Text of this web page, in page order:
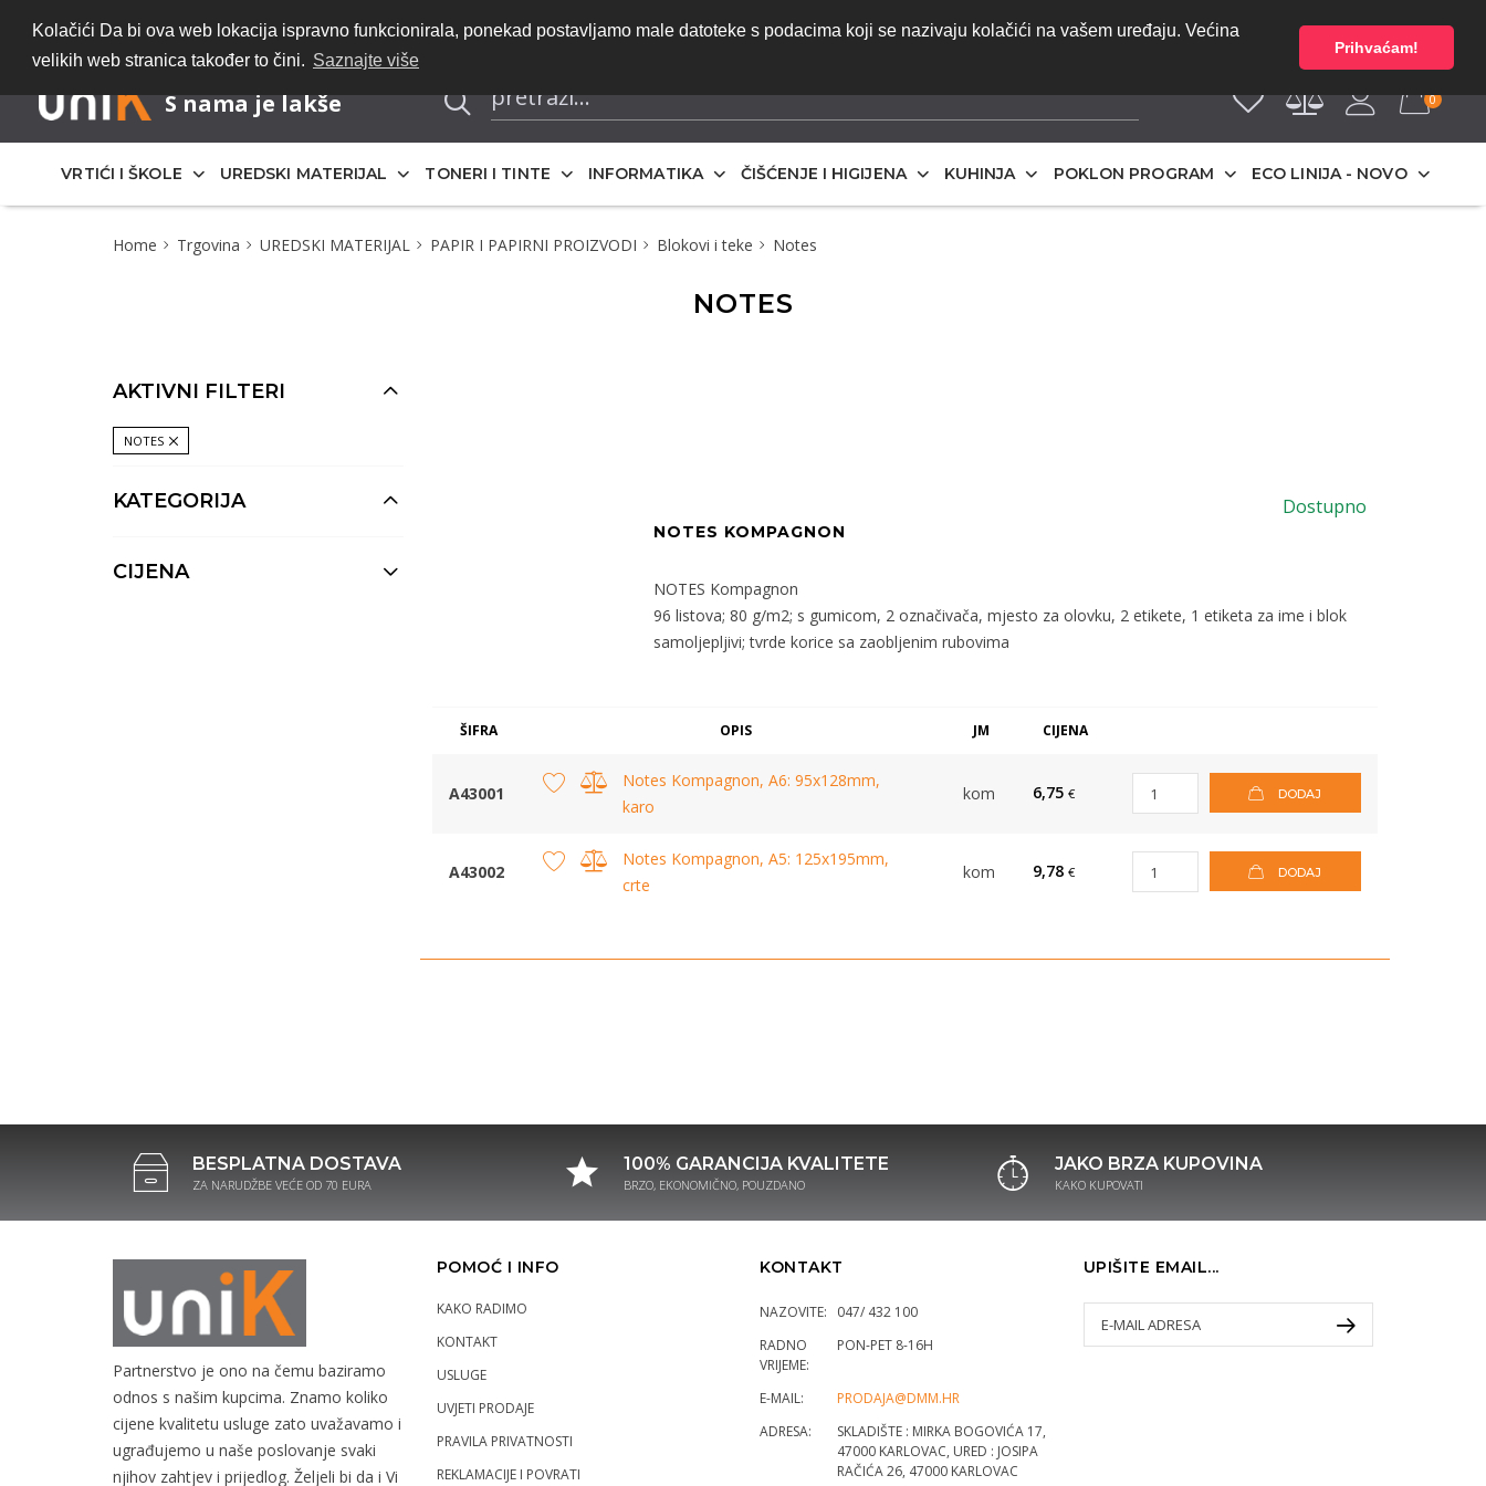
Kolačići Da bi ova web lokacija ispravno funkcionirala, ponekad postavljamo male datoteke s podacima koji se nazivaju kolačići na vašem uređaju. Većina
velikih web stranica također to čini. Saznajte više
Prihvaćam!
Bez registracije do ponude | Besplatna dostava za narudžbe iznad 70 eura bez PDV-a | Cijene
iskazane bez PDV-a
O NAMA
S nama je lakše 0
VRTIĆI I ŠKOLE UREDSKI MATERIJAL TONERI I TINTE INFORMATIKA ČIŠĆENJE I HIGIJENA KUHINJA POKLON PROGRAM ECO LINIJA - NOVO
Home Trgovina UREDSKI MATERIJAL PAPIR I PAPIRNI PROIZVODI Blokovi i teke Notes
NOTES
AKTIVNI FILTERI
NOTES
KATEGORIJA
CIJENA
Dostupno
NOTES KOMPAGNON
NOTES Kompagnon
96 listova; 80 g/m2; s gumicom, 2 označivača, mjesto za olovku, 2 etikete, 1 etiketa za ime i blok
samoljepljivi; tvrde korice sa zaobljenim rubovima
ŠIFRA OPIS JM CIJENA
A43001
Notes Kompagnon, A6: 95x128mm,
karo
kom 6,75 € DODAJ
A43002
Notes Kompagnon, A5: 125x195mm,
crte
kom 9,78 € DODAJ
BESPLATNA DOSTAVA
ZA NARUDŽBE VEĆE OD 70 EURA
100% GARANCIJA KVALITETE
BRZO, EKONOMIČNO, POUZDANO
JAKO BRZA KUPOVINA
KAKO KUPOVATI
Partnerstvo je ono na čemu baziramo
odnos s našim kupcima. Znamo koliko
cijene kvalitetu usluge zato uvažavamo i
ugrađujemo u naše poslovanje svaki
njihov zahtjev i prijedlog. Željeli bi da i Vi
POMOĆ I INFO
KAKO RADIMO
KONTAKT
USLUGE
UVJETI PRODAJE
PRAVILA PRIVATNOSTI
REKLAMACIJE I POVRATI
KONTAKT
NAZOVITE:
047/ 432 100
RADNO
VRIJEME:
PON-PET 8-16H
E-MAIL:
PRODAJA@DMM.HR
ADRESA:
SKLADIŠTE : MIRKA BOGOVIĆA 17,
47000 KARLOVAC, URED : JOSIPA
RAČIĆA 26, 47000 KARLOVAC
UPIŠITE EMAIL...